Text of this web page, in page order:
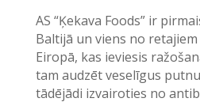
AS “Ķekava Foods” ir
Baltijā un viens no
Eiropā, kas ieviesis
tam audzēt veselīgus
tādējādi izvairoties no